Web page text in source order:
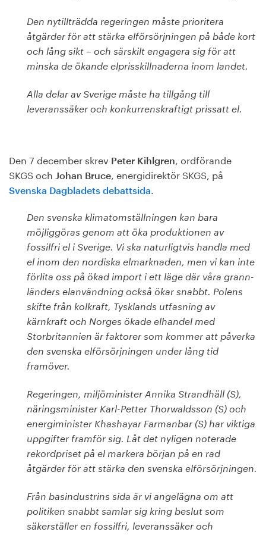
Den nytillträdda regeringen måste prioritera
åtgärder för att stärka elförsörjningen på både kort
och lång sikt – och särskilt engagera sig för att
minska de ökande elprisskillnaderna inom landet.
Alla delar av Sverige måste ha tillgång till
leveranssäker och konkurrenskraftigt prissatt el.
Den 7 december skrev Peter Kihlgren, ordförande
SKGS och Johan Bruce, energidirektör SKGS, på
Svenska Dagbladets debattsida.
Den svenska klimatomställningen kan bara
möjliggöras genom att öka produktionen av
fossilfri el i Sverige. Vi ska naturligtvis handla med
el inom den nordiska elmarknaden, men vi kan inte
förlita oss på ökad import i ett läge där våra grann­
länders elanvändning också ökar snabbt. Polens
skifte från kolkraft, Tysklands utfasning av
kärnkraft och Norges ökade elhandel med
Storbritannien är faktorer som kommer att påverka
den svenska elförsörjningen under lång tid
framöver.
Regeringen, miljöminister Annika Strandhäll (S),
näringsminister Karl-Petter Thorwaldsson (S) och
energiminister Khashayar Farmanbar (S) har viktiga
uppgifter framför sig. Låt det nyligen noterade
rekordpriset på el markera början på en rad
åtgärder för att stärka den svenska elförsörjningen.
Från basindustrins sida är vi angelägna om att
politiken snabbt samlar sig kring beslut som
säkerställer en fossilfri, leveranssäker och